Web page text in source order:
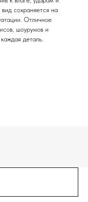
сохраняется на
Отличное
шоурумов и
деталь.